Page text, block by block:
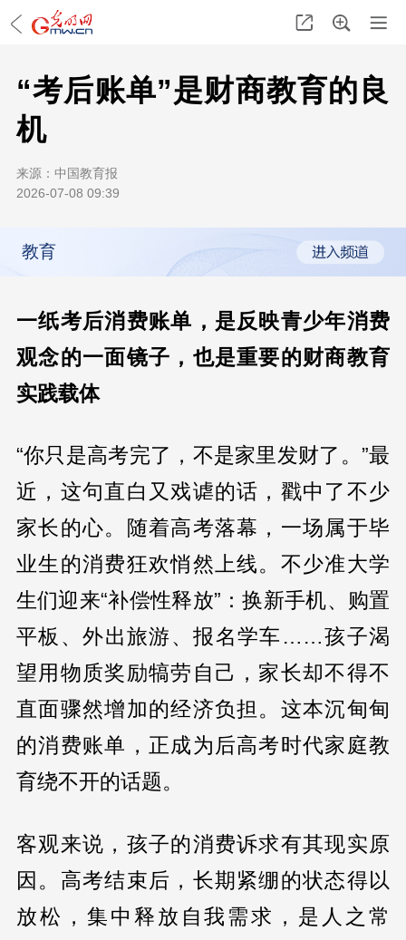
“考后账单”是财商教育的良
机
来源： 中国教育报
2026-07-08 09:39
教育
一纸考后消费账单，是反映青少年消费
观念的一面镜子，也是重要的财商教育
实践载体
“你只是高考完了，不是家里发财了。”最
近，这句直白又戏谑的话，戳中了不少
家长的心。随着高考落幕，一场属于毕
业生的消费狂欢悄然上线。不少准大学
生们迎来“补偿性释放”：换新手机、购置
平板、外出旅游、报名学车……孩子渴
望用物质奖励犒劳自己，家长却不得不
直面骤然增加的经济负担。这本沉甸甸
的消费账单，正成为后高考时代家庭教
育绕不开的话题。
客观来说，孩子的消费诉求有其现实原
因。高考结束后，长期紧绷的状态得以
放松，集中释放自我需求，是人之常